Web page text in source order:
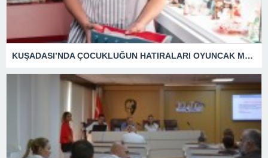
KUŞADASI’NDA ÇOCUKLUĞUN HATIRALARI OYUNCAK MÜZESİNDE HAYAT BULACAK